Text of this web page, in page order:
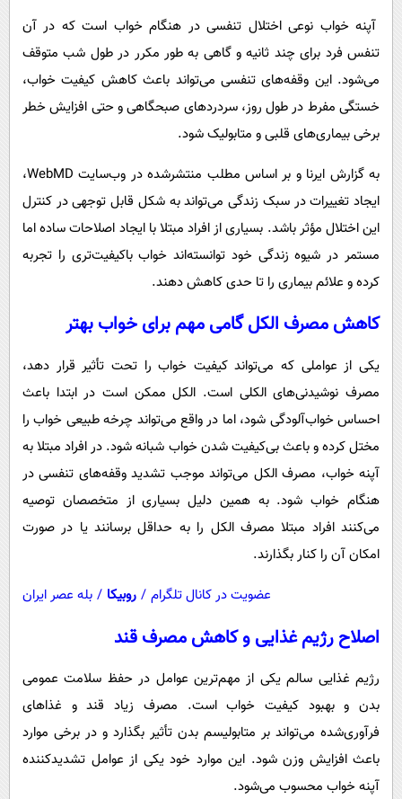
گوناگون
حوادث
محیط زیست
اجتماعی
حیات وحش
سیاست خارجی
آشپزی
دانلود
آپنه خواب نوعی اختلال تنفسی در هنگام خواب است که در آن
تنفس فرد برای چند ثانیه و گاهی به طور مکرر در طول شب متوقف
می‌شود. این وقفه‌های تنفسی می‌تواند باعث کاهش کیفیت خواب،
خستگی مفرط در طول روز، سردردهای صبحگاهی و حتی افزایش خطر
برخی بیماری‌های قلبی و متابولیک شود.
به گزارش ایرنا و بر اساس مطلب منتشرشده در وب‌سایت WebMD،
ایجاد تغییرات در سبک زندگی می‌تواند به شکل قابل توجهی در کنترل
این اختلال مؤثر باشد. بسیاری از افراد مبتلا با ایجاد اصلاحات ساده اما
مستمر در شیوه زندگی خود توانسته‌اند خواب باکیفیت‌تری را تجربه
کرده و علائم بیماری را تا حدی کاهش دهند.
کاهش مصرف الکل گامی مهم برای خواب بهتر
یکی از عواملی که می‌تواند کیفیت خواب را تحت تأثیر قرار دهد،
مصرف نوشیدنی‌های الکلی است. الکل ممکن است در ابتدا باعث
احساس خواب‌آلودگی شود، اما در واقع می‌تواند چرخه طبیعی خواب را
مختل کرده و باعث بی‌کیفیت شدن خواب شبانه شود. در افراد مبتلا به
آپنه خواب، مصرف الکل می‌تواند موجب تشدید وقفه‌های تنفسی در
هنگام خواب شود. به همین دلیل بسیاری از متخصصان توصیه
می‌کنند افراد مبتلا مصرف الکل را به حداقل برسانند یا در صورت
امکان آن را کنار بگذارند.
عضویت در کانال تلگرام / روبیکا / بله عصر ایران
اصلاح رژیم غذایی و کاهش مصرف قند
رژیم غذایی سالم یکی از مهم‌ترین عوامل در حفظ سلامت عمومی
بدن و بهبود کیفیت خواب است. مصرف زیاد قند و غذاهای
فرآوری‌شده می‌تواند بر متابولیسم بدن تأثیر بگذارد و در برخی موارد
باعث افزایش وزن شود. این موارد خود یکی از عوامل تشدیدکننده
آپنه خواب محسوب می‌شود.